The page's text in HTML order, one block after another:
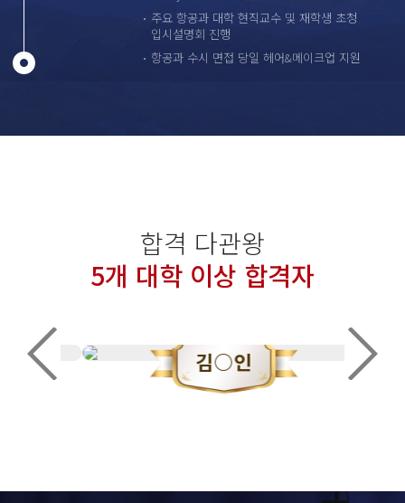
주요 항공과 대학 현직교수 및 재학생 초청
입시설명회 진행
항공과 수시 면접 당일 헤어&메이크업 지원
합격 다관왕
5개 대학 이상 합격자
김○인